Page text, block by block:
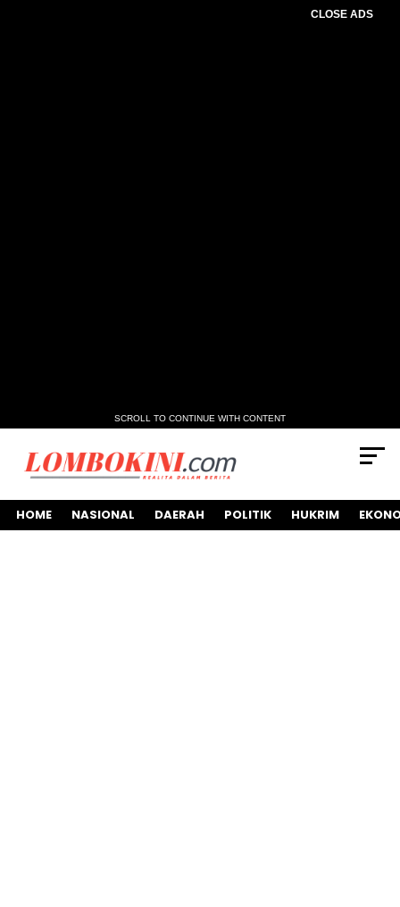
CLOSE ADS
SCROLL TO CONTINUE WITH CONTENT
HOME NASIONAL DAERAH POLITIK HUKRIM